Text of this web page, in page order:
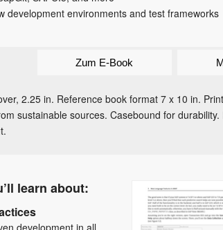
development environments and test frameworks
Zum E-Book
2.25 in. Reference book format 7 x 10 in.
sustainable sources. Casebound for
learn about:
development in all